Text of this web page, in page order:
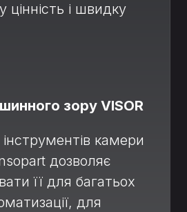
цінність і швидку
зору VISOR
інструментів камери
дозволяє
її для багатьох
для